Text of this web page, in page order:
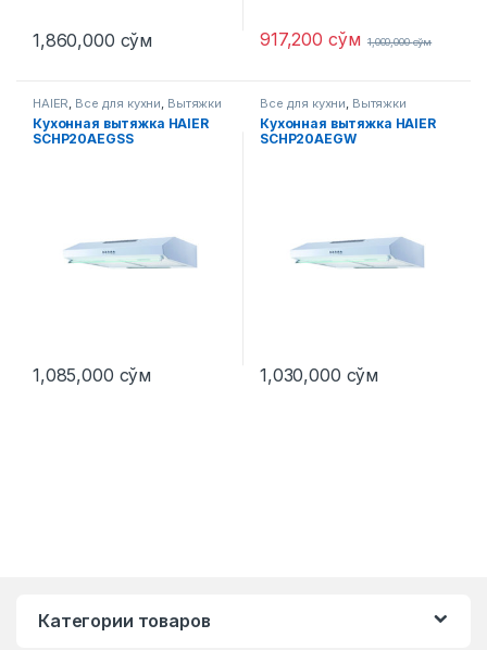
1,860,000 сўм 917,200 сўм 1,000,000сўм
HAIER, Все для кухни, Вытяжки
Кухонная вытяжка HAIER
SCHP20AEGSS
1,085,000 сўм
Все для кухни, Вытяжки
Кухонная вытяжка HAIER
SCHP20AEGW
1,030,000 сўм
Категории товаров